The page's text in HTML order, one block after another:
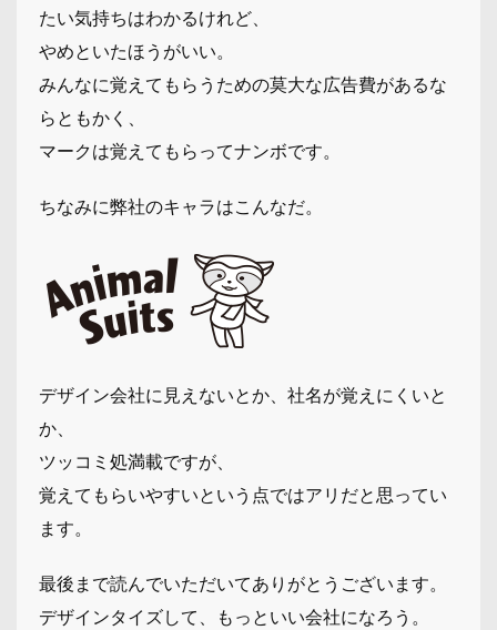
たい気持ちはわかるけれど、
やめといたほうがいい。
みんなに覚えてもらうための莫大な広告費があるな
らともかく、
マークは覚えてもらってナンボです。
ちなみに弊社のキャラはこんなだ。
デザイン会社に見えないとか、社名が覚えにくいと
か、
ツッコミ処満載ですが、
覚えてもらいやすいという点ではアリだと思ってい
ます。
最後まで読んでいただいてありがとうございます。
デザインタイズして、もっといい会社になろう。